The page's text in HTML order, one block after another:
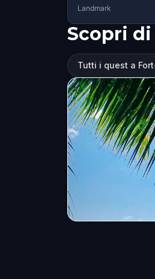
Landmark
Scopri
Tutti i quest a